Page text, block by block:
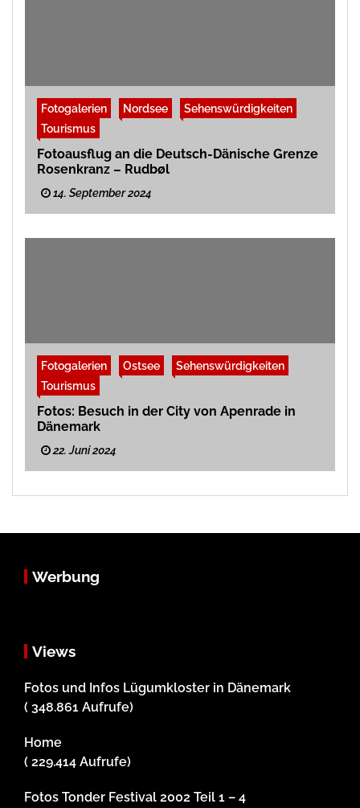
Fotogalerien Nordsee
Sehenswürdigkeiten
Tourismus
Fotoausflug an die Deutsch-Dänische Grenze
Rosenkranz – Rudbøl
14. September 2024
Fotogalerien Ostsee
Sehenswürdigkeiten
Tourismus
Fotos: Besuch in der City von Apenrade in
Dänemark
22. Juni 2024
Werbung
Views
Fotos und Infos Lügumkloster in Dänemark
( 348.861 Aufrufe)
Home
( 229.414 Aufrufe)
Fotos Tonder Festival 2002 Teil 1 – 4